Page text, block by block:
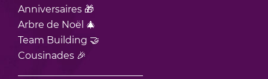
Anniversaires 🎁
Arbre de Noël 🎄
Team Building 🤝
Cousinades 🎉